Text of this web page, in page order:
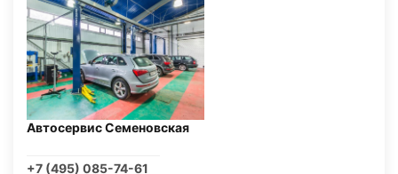
Автосервис Семеновская
+7 (495) 085-74-61